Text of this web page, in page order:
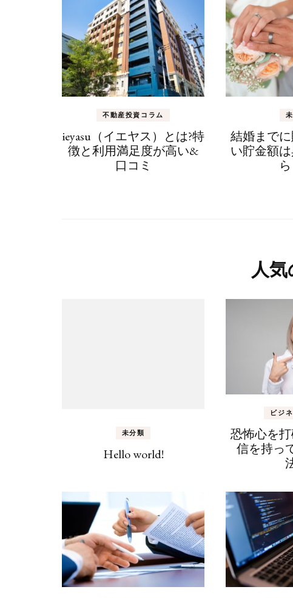
ー
シ
ョ
ン
不動産投資コラム
ieyasu（イエヤス）とは?特
徴と利用満足度が高い&
口コミ
結婚まで
い貯金額
人
未分類
Hello world!
ビジ
恐怖心を
信を持っ